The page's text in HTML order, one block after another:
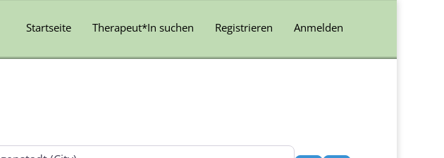
Startseite Therapeut*In suchen Registrieren Anmelden